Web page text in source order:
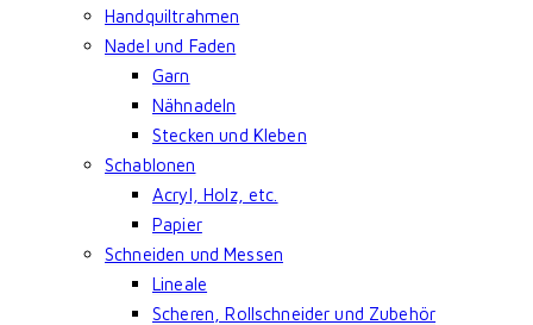
Handquiltrahmen
Nadel und Faden
Garn
Nähnadeln
Stecken und Kleben
Schablonen
Acryl, Holz, etc.
Papier
Schneiden und Messen
Lineale
Scheren, Rollschneider und Zubehör